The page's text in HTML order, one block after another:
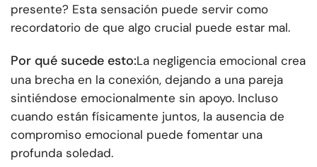
presente? Esta sensación puede servir como
recordatorio de que algo crucial puede estar mal.
Por qué sucede esto:La negligencia emocional crea
una brecha en la conexión, dejando a una pareja
sintiéndose emocionalmente sin apoyo. Incluso
cuando están físicamente juntos, la ausencia de
compromiso emocional puede fomentar una
profunda soledad.